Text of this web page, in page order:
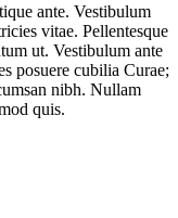
ante. Vestibulum
vitae. Pellentesque
ut. Vestibulum ante
posuere cubilia Curae;
nibh. Nullam
quis.